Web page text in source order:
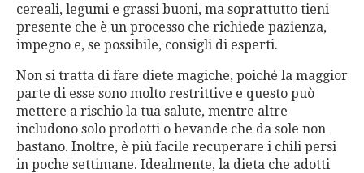
cereali, legumi e grassi buoni, ma soprattutto tieni
presente che è un processo che richiede pazienza,
impegno e, se possibile, consigli di esperti.
Non si tratta di fare diete magiche, poiché la maggior
parte di esse sono molto restrittive e questo può
mettere a rischio la tua salute, mentre altre
includono solo prodotti o bevande che da sole non
bastano. Inoltre, è più facile recuperare i chili persi
in poche settimane. Idealmente, la dieta che adotti